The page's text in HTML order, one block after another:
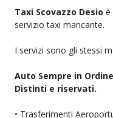
Taxi Scovazzo Desio è
servizio taxi mancante.
I servizi sono gli stessi
Auto Sempre in
Distinti e riservati.
• Trasferimenti